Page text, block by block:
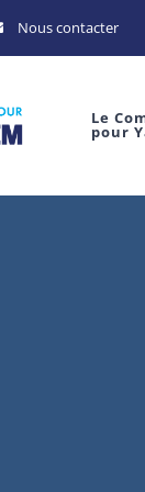
Nous contacter
Le
pour